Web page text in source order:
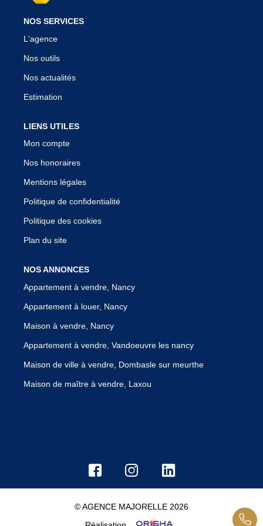
NOS SERVICES
L'agence
Nos outils
Nos actualités
Estimation
LIENS UTILES
Mon compte
Nos honoraires
Mentions légales
Politique de confidentialité
Politique des cookies
Plan du site
NOS ANNONCES
Appartement à vendre, Nancy
Appartement à louer, Nancy
Maison à vendre, Nancy
Appartement à vendre, Vandoeuvre les nancy
Maison de ville à vendre, Dombasle sur meurthe
Maison de maître à vendre, Laxou
© AGENCE MAJORELLE 2026